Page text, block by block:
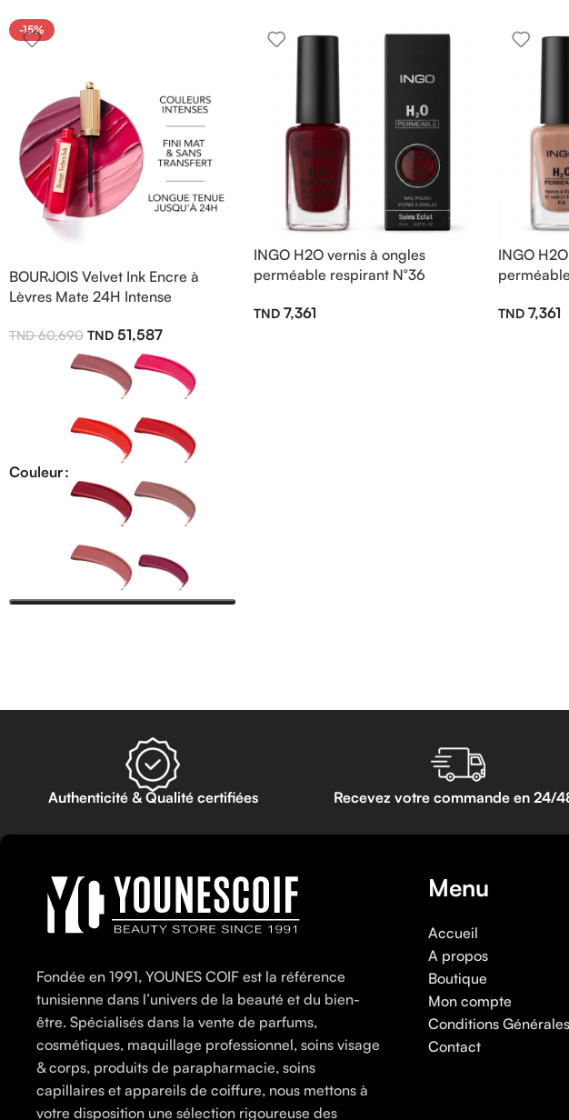
-15%
BOURJOIS Velvet Ink Encre à
Lèvres Mate 24H Intense
60,690 51,587
Couleur
INGO H2O vernis à ongles
perméable respirant N°36
7,361
INGO
7,361
Authenticité & Qualité certifiées Recevez votre commande en 24/
Fondée en 1991, YOUNES COIF est la référence
tunisienne dans l’univers de la beauté et du bien-
être. Spécialisés dans la vente de parfums,
cosmétiques, maquillage professionnel, soins visage
& corps, produits de parapharmacie, soins
capillaires et appareils de coiffure, nous mettons à
votre disposition une sélection rigoureuse des
Menu
Accueil
A propos
Boutique
Mon compte
Conditions Générales
Contact